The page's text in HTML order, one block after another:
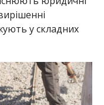
у складних